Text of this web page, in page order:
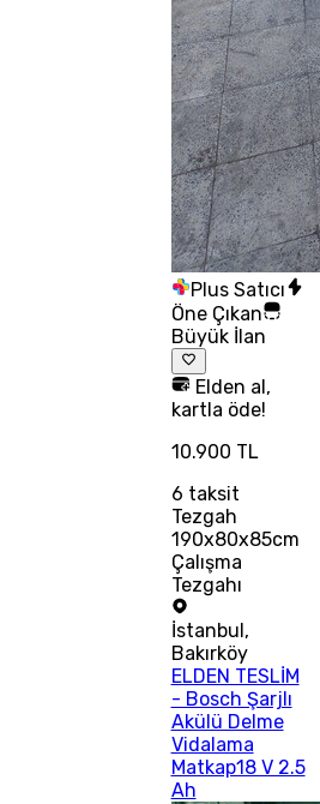
Plus Satıcı
Öne Çıkan
Büyük İlan
Elden al,
kartla öde!
10.900 TL
6 taksit
Tezgah
190x80x85cm
Çalışma
Tezgahı
İstanbul ,
Bakırköy
ELDEN TESLİM
- Bosch Şarjlı
Akülü Delme
Vidalama
Matkap18 V 2.5
Ah